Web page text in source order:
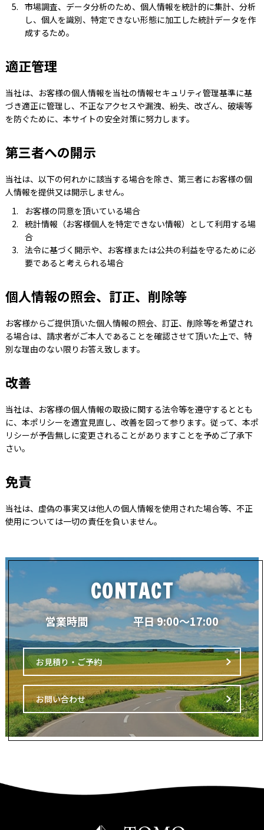
市場調査、データ分析のため、個人情報を統計的に集計、分析
し、個人を識別、特定できない形態に加工した統計データを作
成するため。
適正管理
当社は、お客様の個人情報を当社の情報セキュリティ管理基準に基
づき適正に管理し、不正なアクセスや漏洩、紛失、改ざん、破壊等
を防ぐために、本サイトの安全対策に努力します。
第三者への開示
当社は、以下の何れかに該当する場合を除き、第三者にお客様の個
人情報を提供又は開示しません。
お客様の同意を頂いている場合
統計情報（お客様個人を特定できない情報）として利用する場
合
法令に基づく開示や、お客様または公共の利益を守るために必
要であると考えられる場合
個人情報の照会、訂正、削除等
お客様からご提供頂いた個人情報の照会、訂正、削除等を希望され
る場合は、請求者がご本人であることを確認させて頂いた上で、特
別な理由のない限りお答え致します。
改善
当社は、お客様の個人情報の取扱に関する法令等を遵守するととも
に、本ポリシーを適宜見直し、改善を図って参ります。従って、本ポ
リシーが予告無しに変更されることがありますことを予めご了承下
さい。
免責
当社は、虚偽の事実又は他人の個人情報を使用された場合等、不正
使用については一切の責任を負いません。
CONTACT
営業時間 平日 9:00～17:00
お見積り・ご予約
お問い合わせ